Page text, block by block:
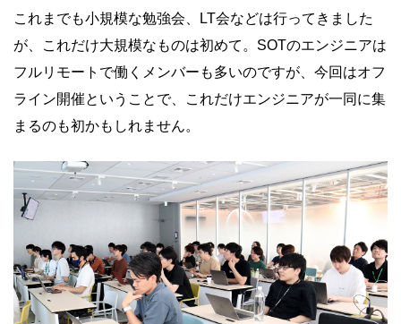
これまでも小規模な勉強会、LT会などは行ってきました
が、これだけ大規模なものは初めて。SOTのエンジニアは
フルリモートで働くメンバーも多いのですが、今回はオフ
ライン開催ということで、これだけエンジニアが一同に集
まるのも初かもしれません。